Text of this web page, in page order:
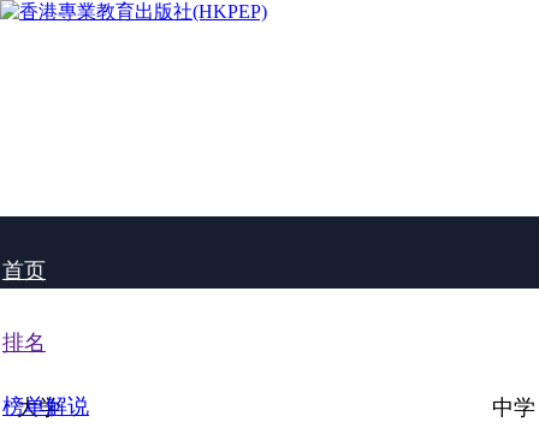
首页
排名
大学 中学
榜单解说